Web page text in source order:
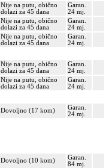
Nije na putu, obično
dolazi za 45 dana
Garan.
24 mj.
Nije na putu, obično
dolazi za 45 dana
Garan.
24 mj.
Nije na putu, obično
dolazi za 45 dana
Garan.
24 mj.
Nije na putu, obično
dolazi za 45 dana
Garan.
24 mj.
Nije na putu, obično
dolazi za 45 dana
Garan.
24 mj.
Dovoljno (17 kom)
Garan.
24 mj.
Dovoljno (10 kom)
Garan.
84 mj.